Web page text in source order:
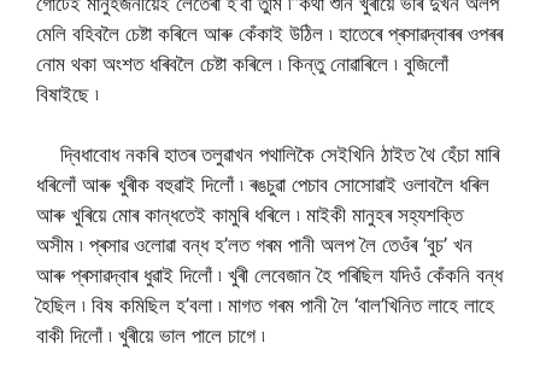
মেলি বহিবলৈ চেষ্টা কৰিলে আৰু কেঁকাই উঠিল ৷ হাতেৰে প্ৰসাৱদ্বাৰৰ ওপৰৰ
নোম থকা অংশত ধৰিবলৈ চেষ্টা কৰিলে ৷ কিন্তু নোৱাৰিলে ৷ বুজিলোঁ
বিষাইছে ৷
দ্বিধাবোধ নকৰি হাতৰ তলুৱাখন পথালিকৈ সেইখিনি ঠাইত থৈ হেঁচা মাৰি
ধৰিলোঁ আৰু খুৰীক বহুৱাই দিলোঁ ৷ ৰঙচুৱা পেচাব সোসোৱাই ওলাবলৈ ধৰিল
আৰু খুৰিয়ে মোৰ কান্ধতেই কামুৰি ধৰিলে ৷ মাইকী মানুহৰ সহ্যশক্তি
অসীম ৷ প্ৰসাৱ ওলোৱা বন্ধ হ’লত গৰম পানী অলপ লৈ তেওঁৰ ‘বুচ’ খন
আৰু প্ৰসাৱদ্বাৰ ধুৱাই দিলোঁ ৷ খুৰী লেবেজান হৈ পৰিছিল যদিওঁ কেঁকনি বন্ধ
হৈছিল ৷ বিষ কমিছিল হ’বলা ৷ মাগত গৰম পানী লৈ ‘বাল’খিনিত লাহে লাহে
বাকী দিলোঁ ৷ খুৰীয়ে ভাল পালে চাগে ৷